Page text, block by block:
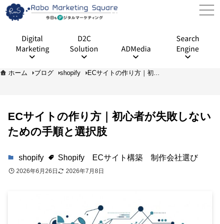
Digital
Marketing
D2C
Solution
ADMedia
Search
Engine
ホーム ブログ shopify ECサイトの作り方｜初...
ECサイトの作り方｜初心者が失敗しない
ための手順と選択肢
shopify Shopify ECサイト構築 制作会社選び
2026年6月26日 2026年7月8日